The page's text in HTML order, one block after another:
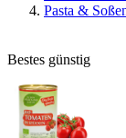
Pasta &
Bestes günstig